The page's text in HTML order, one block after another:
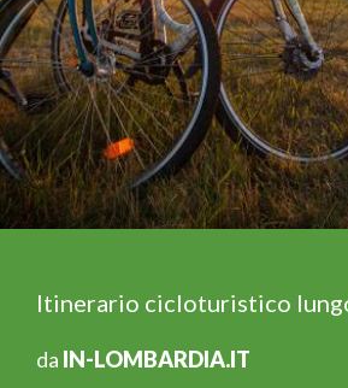
Itinerario cicloturistico
da IN-LOMBARDIA.IT